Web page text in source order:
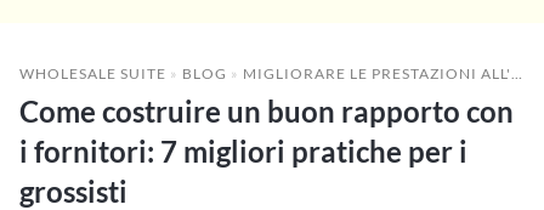
WHOLESALE SUITE » BLOG » MIGLIORARE LE PRESTAZIONI ALL'INGROSSO
Come costruire un buon rapporto con
i fornitori: 7 migliori pratiche per i
grossisti